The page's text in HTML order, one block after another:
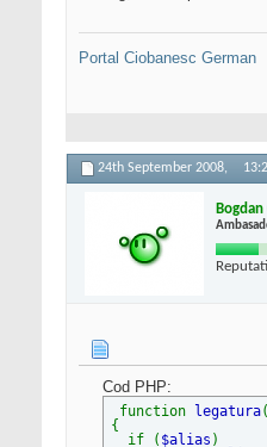
Portal Ciobanesc German
24th September 2008,
Cod PHP:
function legatura(
{
if ( $alias )